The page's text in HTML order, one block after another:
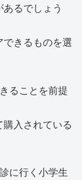
るでしょう
きるものを選
ることを前提
入されている
に行く小学生